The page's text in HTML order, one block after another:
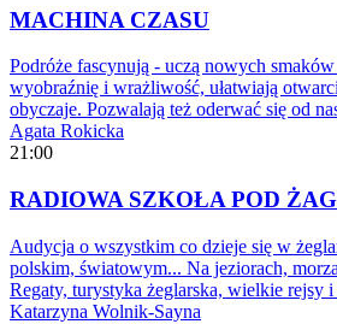
MACHINA CZASU
Podróże fascynują - uczą nowych
wyobraźnię i wrażliwość, ułatwiają
obyczaje. Pozwalają też oderwać się od
Agata Rokicka
21:00
RADIOWA SZKOŁA POD
Audycja o wszystkim co dzieje się w
polskim, światowym... Na jeziorach,
Regaty, turystyka żeglarska, wielkie rejsy
Katarzyna Wolnik-Sayna